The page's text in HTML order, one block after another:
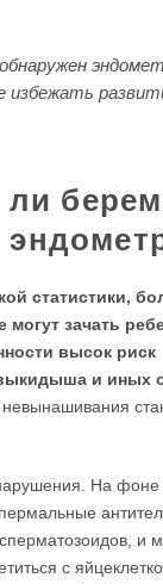
статистики,
могут зачать
высок риск
и иных
На фоне
и
с